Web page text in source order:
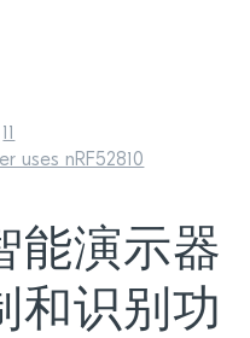
uses nRF52810
能演示器
和识别功